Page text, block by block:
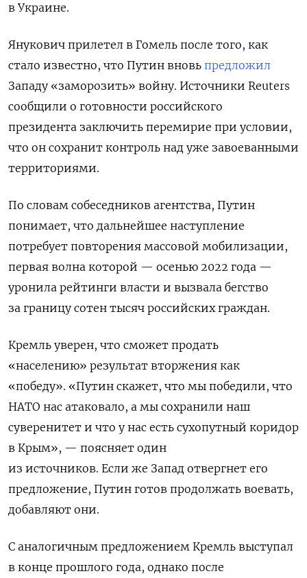
в Украине.
Янукович прилетел в Гомель после того, как
стало известно, что Путин вновь предложил
Западу «заморозить» войну. Источники Reuters
сообщили о готовности российского
президента заключить перемирие при условии,
что он сохранит контроль над уже завоеванными
территориями.
По словам собеседников агентства, Путин
понимает, что дальнейшее наступление
потребует повторения массовой мобилизации,
первая волна которой — осенью 2022 года —
уронила рейтинги власти и вызвала бегство
за границу сотен тысяч российских граждан.
Кремль уверен, что сможет продать
«населению» результат вторжения как
«победу». «Путин скажет, что мы победили, что
НАТО нас атаковало, а мы сохранили наш
суверенитет и что у нас есть сухопутный коридор
в Крым», — поясняет один
из источников. Если же Запад отвергнет его
предложение, Путин готов продолжать воевать,
добавляют они.
С аналогичным предложением Кремль выступал
в конце прошлого года, однако после